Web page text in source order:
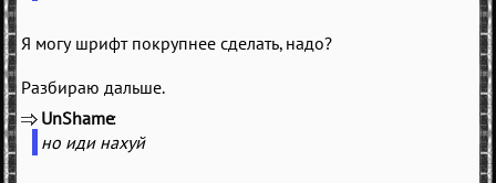
Я могу шрифт покрупнее сделать, надо?
Разбираю дальше.
UnShame
но иди нахуй